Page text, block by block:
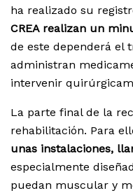
ha realizado su
CREA realizan un
de este dependerá el
administran
intervenir
La parte final de la
rehabilitación. Para
unas instalaciones,
especialmente
puedan muscular y